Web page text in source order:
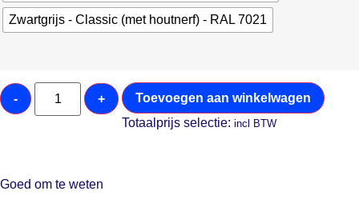
Zwartgrijs - Classic (met houtnerf) - RAL 7021
- +
Toevoegen aan winkelwagen
Totaalprijs selectie:incl BTW
Goed om te weten